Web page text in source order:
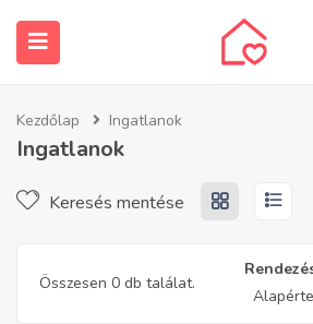
Kezdőlap Ingatlanok
Ingatlanok
Keresés mentése
Összesen 0 db találat.